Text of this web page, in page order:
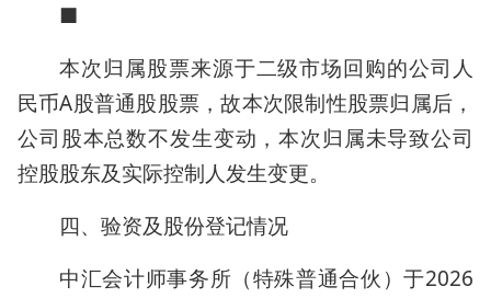
■
本次归属股票来源于二级市场回购的公司人
民币A股普通股股票，故本次限制性股票归属后，
公司股本总数不发生变动，本次归属未导致公司
控股股东及实际控制人发生变更。
四、验资及股份登记情况
中汇会计师事务所（特殊普通合伙）于2026